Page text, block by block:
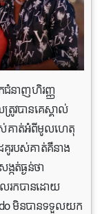
កជំនាញហិរញ្ញ
រូវបានគេស្គាល់
ស់គាត់អំពីមូលហេតុ
គូរបស់គាត់គឺនាង
កត់ធ្ងន់ថា
លរកបានដោយ
មិនបានទទួលយក